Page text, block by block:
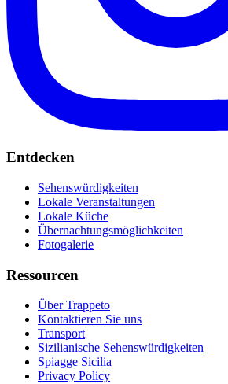
Entdecken
Sehenswürdigkeiten
Lokale Veranstaltungen
Lokale Küche
Übernachtungsmöglichkeiten
Fotogalerie
Ressourcen
Über Trappeto
Kontaktieren Sie uns
Transport
Sizilianische Sehenswürdigkeiten
Spiagge Sicilia
Privacy Policy